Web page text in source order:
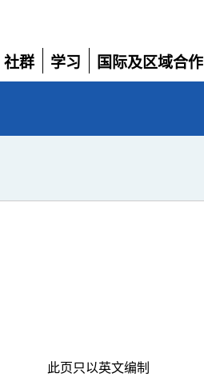
社群
展
学习
展
国际及区域合作
展
此页只以英文编制